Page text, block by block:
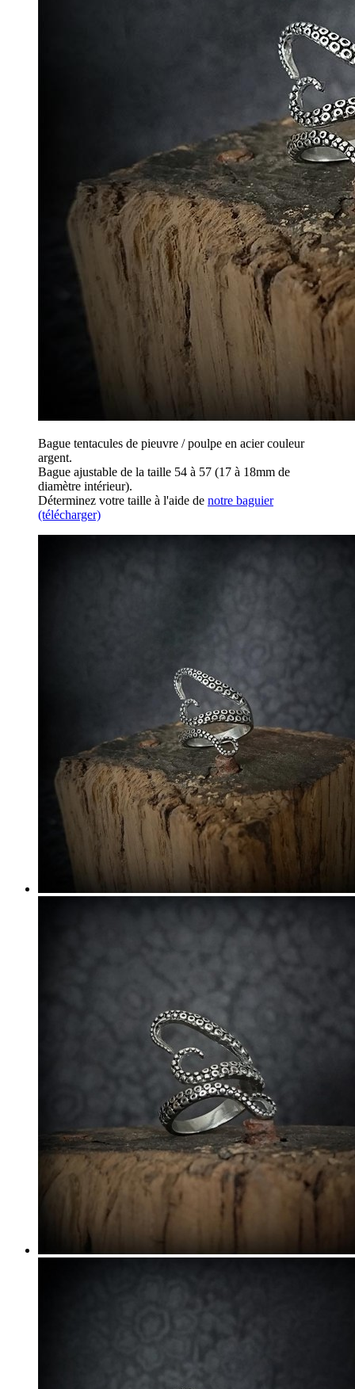
Bague tentacules de pieuvre / poulpe en acier couleur
argent.
Bague ajustable de la taille 54 à 57 (17 à 18mm de
diamètre intérieur).
Déterminez votre taille à l'aide de notre baguier
(télécharger)